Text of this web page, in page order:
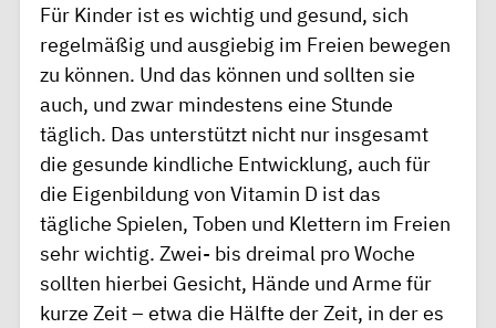
Für Kinder ist es wichtig und gesund, sich
regelmäßig und ausgiebig im Freien bewegen
zu können. Und das können und sollten sie
auch, und zwar mindestens eine Stunde
täglich. Das unterstützt nicht nur insgesamt
die gesunde kindliche Entwicklung, auch für
die Eigenbildung von Vitamin D ist das
tägliche Spielen, Toben und Klettern im Freien
sehr wichtig. Zwei- bis dreimal pro Woche
sollten hierbei Gesicht, Hände und Arme für
kurze Zeit – etwa die Hälfte der Zeit, in der es